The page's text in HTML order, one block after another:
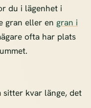
du i lägenhet i
gran eller en gran i
ofta har plats
sitter kvar länge, det